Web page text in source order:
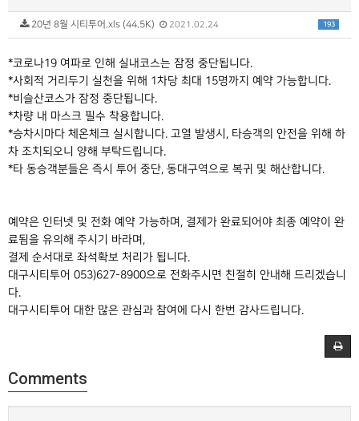
193
20년 8월 시티투어.xls (44.5K) 2021.02.24
*코로나19 여파로 인해 실내코스는 잠정 중단됩니다.
*사회적 거리두기 실천을 위해 1차당 최대 15명까지 예약 가능합니다.
*비슬산코스가 잠정 중단됩니다.
*차량 내 마스크 필수 착용합니다.
*승차시마다 체온체크 실시합니다. 고열 발생시, 타승객의 안전을 위해 하
차 조치되오니 양해 부탁드립니다.
*타 동승객분들은 즉시 투어 중단, 동대구역으로 복귀 및 해산합니다.
예약은 인터넷 및 전화 예약 가능하며, 결제가 완료되어야 최종 예약이 완
료됨을 유의해 주시기 바라며,
결제 순서대로 좌석확보 처리가 됩니다.
대구시티투어 053)627-8900으로 전화주시면 친절히 안내해 드리겠습니
다.
대구시티투어 대한 많은 관심과 참여에 다시 한번 감사드립니다.
Comments